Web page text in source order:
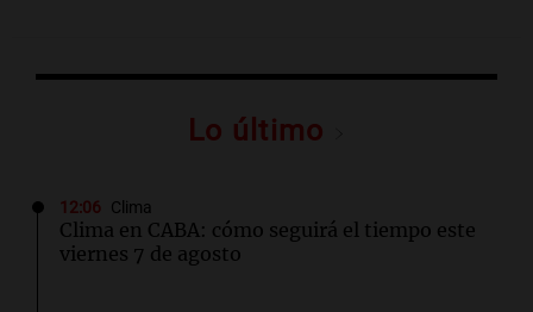
Lo último
12:06 Clima
Clima en CABA: cómo seguirá el tiempo este
viernes 7 de agosto